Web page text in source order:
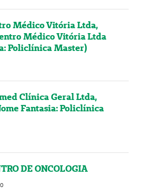
Médico Vitória Ltda,
Médico Vitória Ltda
Policlínica Master)
Clínica Geral Ltda,
Fantasia: Policlínica
DE ONCOLOGIA